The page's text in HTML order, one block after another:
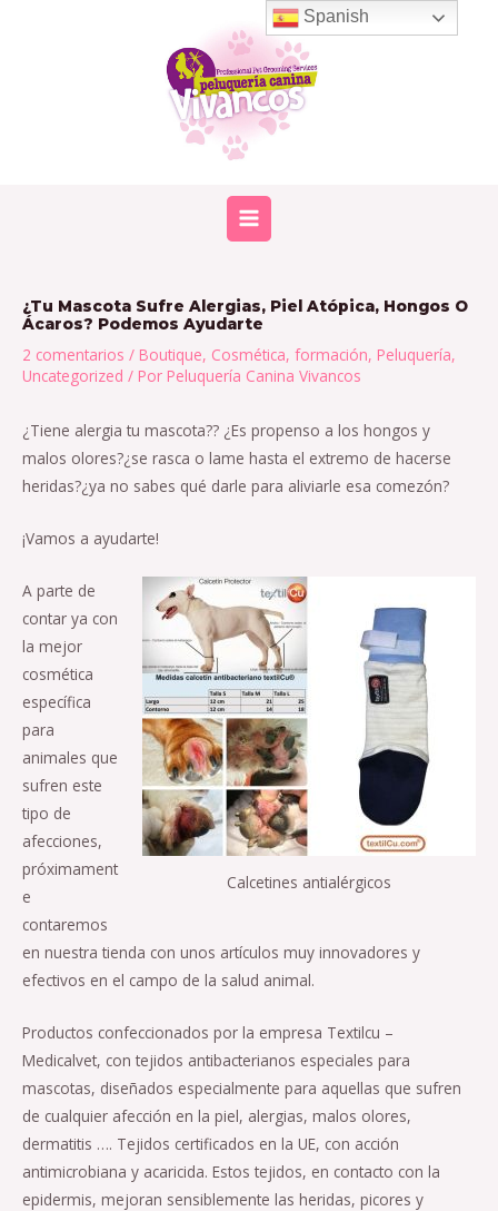
MAIN
¿Tu Mascota Sufre Alergias, Piel Atópica, Hongos O
Ácaros? Podemos Ayudarte
2 comentarios / Boutique, Cosmética, formación, Peluquería,
Uncategorized / Por Peluquería Canina Vivancos
¿Tiene alergia tu mascota?? ¿Es propenso a los hongos y
malos olores?¿se rasca o lame hasta el extremo de hacerse
heridas?¿ya no sabes qué darle para aliviarle esa comezón?
¡Vamos a ayudarte!
Calcetines antialérgicos
A parte de
contar ya con
la mejor
cosmética
específica
para
animales que
sufren este
tipo de
afecciones,
próximament
e
contaremos
en nuestra tienda con unos artículos muy innovadores y
efectivos en el campo de la salud animal.
Productos confeccionados por la empresa Textilcu –
Medicalvet, con tejidos antibacterianos especiales para
mascotas, diseñados especialmente para aquellas que sufren
de cualquier afección en la piel, alergias, malos olores,
dermatitis …. Tejidos certificados en la UE, con acción
antimicrobiana y acaricida. Estos tejidos, en contacto con la
epidermis, mejoran sensiblemente las heridas, picores y
Spanish